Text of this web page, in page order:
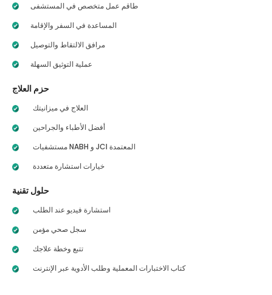
طاقم عمل متخصص في المستشفى
المساعدة في السفر والإقامة
مرافق الالتقاط والتوصيل
عملية التوثيق السهلة
حزم العلاج
العلاج في ميزانيتك
أفضل الأطباء والجراحين
مستشفيات NABH و JCI المعتمدة
خيارات استشارة متعددة
حلول تقنية
استشارة فيديو عند الطلب
سجل صحي مؤمن
تتبع وخطة علاجك
كتاب الاختبارات المعملية وطلب الأدوية عبر الإنترنت